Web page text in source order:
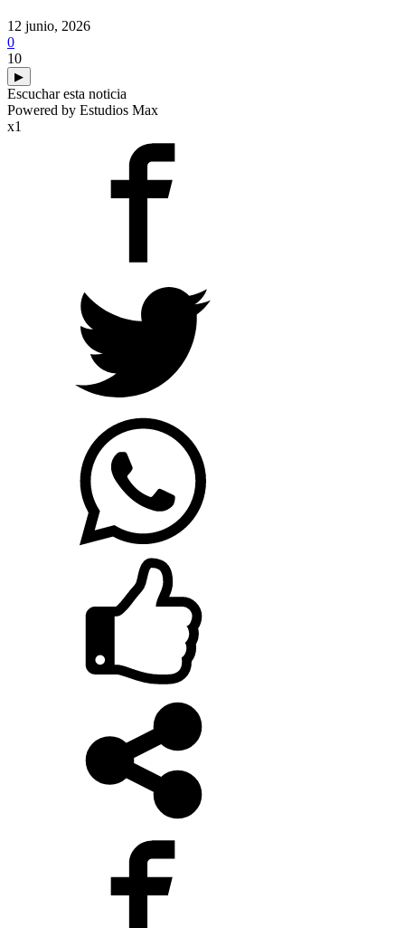
12 junio, 2026
0
10
▶
Escuchar esta noticia
Powered by Estudios Max
x1